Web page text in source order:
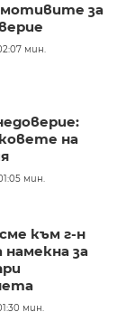
за
мин.
на
мин.
към г-н
за
мин.